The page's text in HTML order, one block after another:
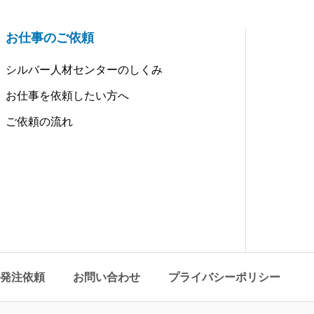
お仕事のご依頼
シルバー人材センターのしくみ
お仕事を依頼したい方へ
ご依頼の流れ
注依頼 お問い合わせ プライバシーポリシー